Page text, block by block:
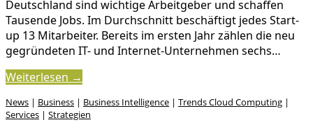
Deutschland sind wichtige Arbeitgeber und schaffen
Tausende Jobs. Im Durchschnitt beschäftigt jedes Start-
up 13 Mitarbeiter. Bereits im ersten Jahr zählen die neu
gegründeten IT- und Internet-Unternehmen sechs…
Weiterlesen →
News | Business | Business Intelligence | Trends Cloud Computing |
Services | Strategien